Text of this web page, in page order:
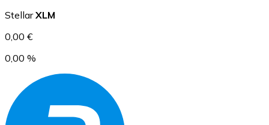
Ethereum
ETH
Stellar XLM
0,00 €
0,00 %